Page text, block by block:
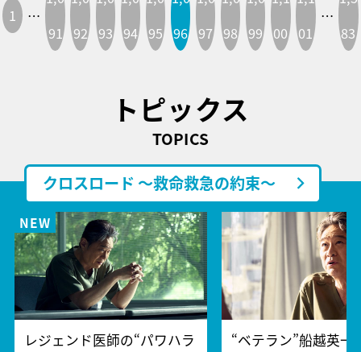
1 …
91
92 93 94 95 96 97 98 99 00
01
…
83
トピックス
TOPICS
クロスロード ～救命救急の約束～
レジェンド医師の“パワハラ
“ベテラン”船越英一